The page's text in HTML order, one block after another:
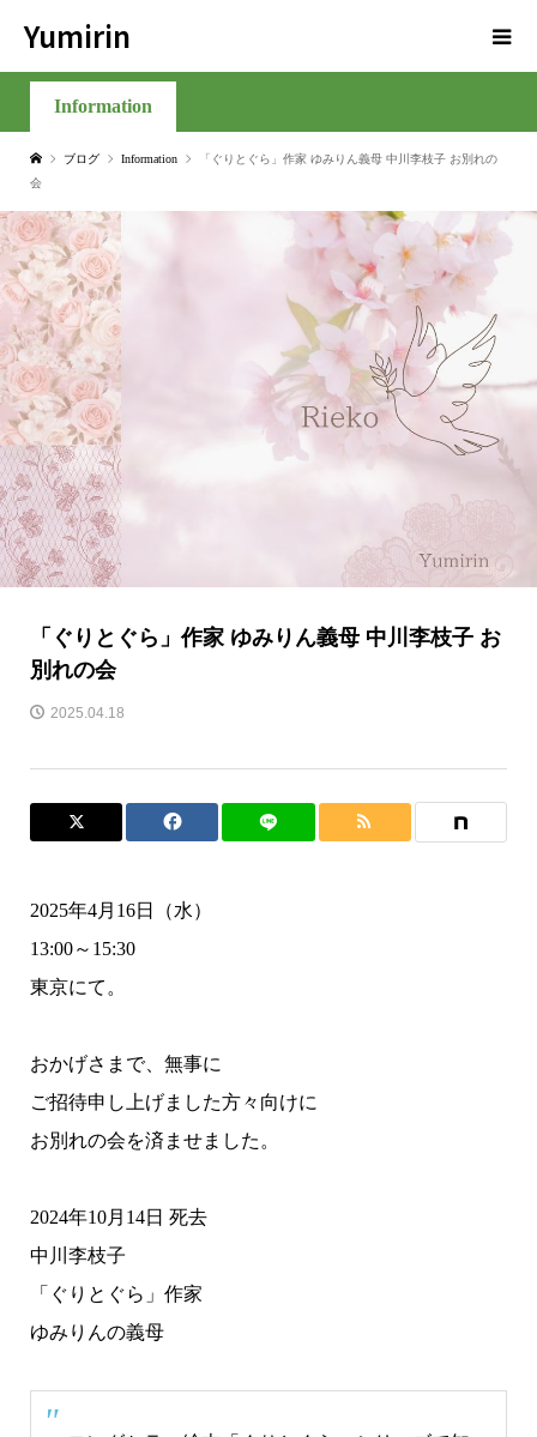
Yumirin
Information
ブログ Information
「ぐりとぐら」作家 ゆみりん義母 中川李枝子 お別れの
会
「ぐりとぐら」作家 ゆみりん義母 中川李枝子 お
別れの会
2025.04.18
2025年4月16日（水）
13:00～15:30
東京にて。
おかげさまで、無事に
ご招待申し上げました方々向けに
お別れの会を済ませました。
2024年10月14日 死去
中川李枝子
「ぐりとぐら」作家
ゆみりんの義母